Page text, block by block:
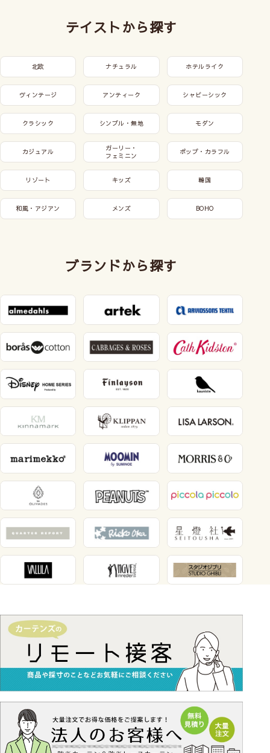
テイストから探す
北欧 ナチュラル ホテルライク
ヴィンテージ アンティーク シャビーシック
クラシック シンプル・無地 モダン
カジュアル
ガーリー・
フェミニン
ポップ・カラフル
リゾート キッズ 韓国
和風・アジアン メンズ BOHO
ブランドから探す